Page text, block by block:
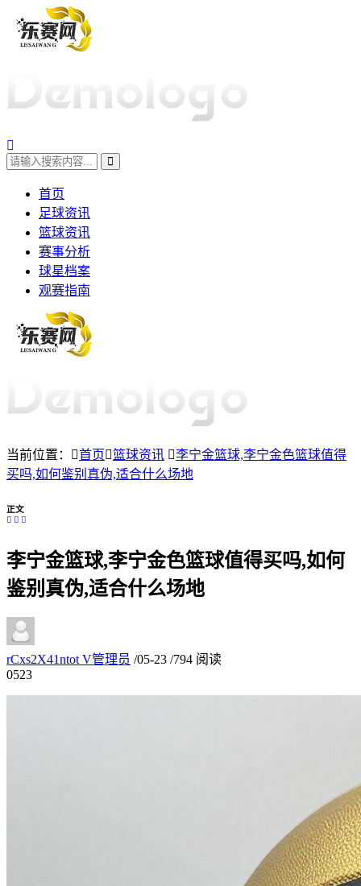
首页
足球资讯
篮球资讯
赛事分析
球星档案
观赛指南
当前位置： 首页 篮球资讯
李宁金篮球,李宁金色篮球值得
买吗,如何鉴别真伪,适合什么场地
正文
李宁金篮球,李宁金色篮球值得买吗,如何
鉴别真伪,适合什么场地
rCxs2X41ntot V管理员 /05-23 /794 阅读
0523